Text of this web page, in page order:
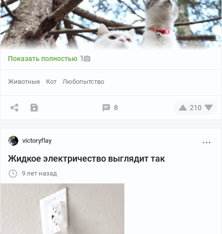
Показать полностью 1
Животные Кот Любопытство
8 210
victoryflay
Жидкое электричество выглядит так
9 лет назад